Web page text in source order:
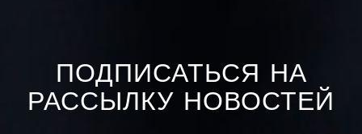
ПОДПИСАТЬСЯ НА
РАССЫЛКУ НОВОСТЕЙ